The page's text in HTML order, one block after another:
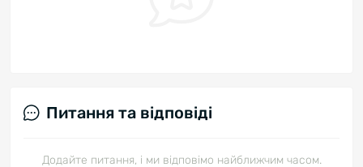
Питання та відповіді
Додайте питання, і ми відповімо найближчим часом.